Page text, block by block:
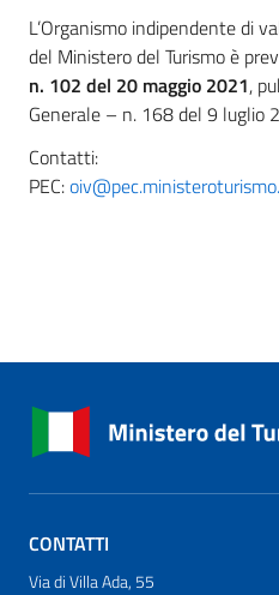
L’Organismo indipendente di
del Ministero del Turismo è
n. 102 del 20 maggio 2021,
Generale – n. 168 del 9 luglio
Contatti:
PEC:
CONTATTI
Via di Villa Ada, 55